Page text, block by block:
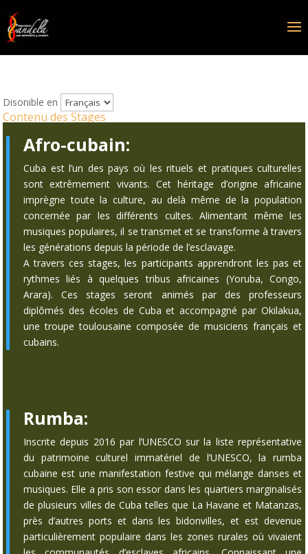
Disonible en
Contenu des Stages
Afro-cubain:
Cuba est l’un des pays où les rituels et pratiques culturelles
sont extrêmement vivants. Cet héritage d’origine africaine
imprègne toute la culture, au delà même de la population
concernée par les différents cultes. Alimentant même les
musiques populaires, il se transmet et se transforme à travers
les générations depuis la période de l’esclavage.
A travers ces stages, les participants apprendront les pas et
rythmes liés à quelques tribus africaines (Yoruba, Congo,
Arara). Ces stages seront animés par des professeurs
diplômés des écoles de Cuba et accompagné par Okilakua,
une troupe toulousaine composée de musiciens français et
cubains.
Rumba:
Inscrite depuis 2016 par l’UNESCO sur la liste représentative
du patrimoine culturel immatériel de l’UNESCO, la rumba
cubaine est une manifestation festive qui mélange danses et
musiques. Elle a pris son essor dans les quartiers marginalisés
de plusieurs villes de Cuba telles que La Havane et Matanzas,
près d’autres ports et dans les bidonvilles, et est devenue
particulièrement populaire dans les zones rurales où vivaient